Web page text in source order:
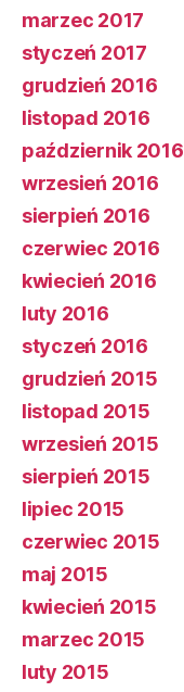
marzec 2017
styczeń 2017
grudzień 2016
listopad 2016
październik 2016
wrzesień 2016
sierpień 2016
czerwiec 2016
kwiecień 2016
luty 2016
styczeń 2016
grudzień 2015
listopad 2015
wrzesień 2015
sierpień 2015
lipiec 2015
czerwiec 2015
maj 2015
kwiecień 2015
marzec 2015
luty 2015